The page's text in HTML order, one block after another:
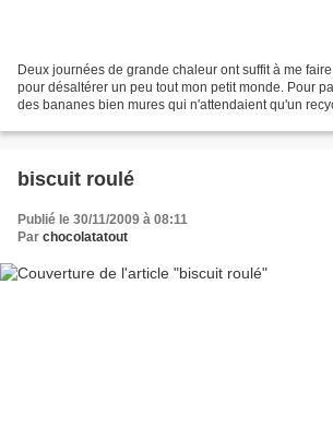
Deux journées de grande chaleur ont suffit à me
pour désaltérer un peu tout mon petit monde. Pour
des bananes bien mures qui n'attendaient qu'un
biscuit roulé
Publié le 30/11/2009 à 08:11
Par chocolatatout